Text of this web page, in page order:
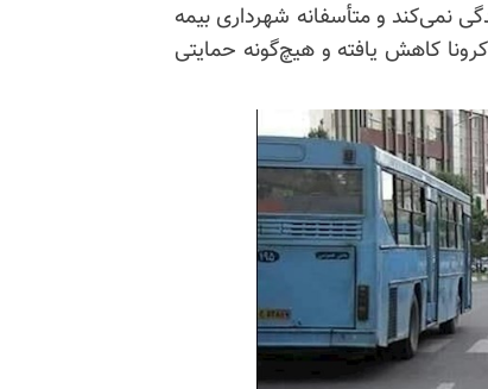
نمی‌کند و متأسفانه شهرداری بیمه
کاهش یافته و هیچ‌گونه حمایتی